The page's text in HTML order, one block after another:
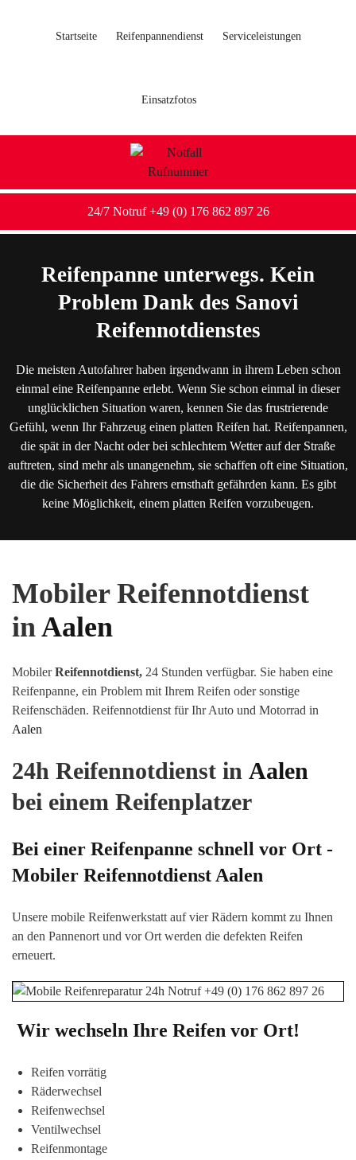
Startseite Reifenpannendienst Serviceleistungen
Einsatzfotos
24/7 Notruf +49 (0) 176 862 897 26
Reifenpanne unterwegs. Kein
Problem Dank des Sanovi
Reifennotdienstes
Die meisten Autofahrer haben irgendwann in ihrem Leben schon
einmal eine Reifenpanne erlebt. Wenn Sie schon einmal in dieser
unglücklichen Situation waren, kennen Sie das frustrierende
Gefühl, wenn Ihr Fahrzeug einen platten Reifen hat. Reifenpannen,
die spät in der Nacht oder bei schlechtem Wetter auf der Straße
auftreten, sind mehr als unangenehm, sie schaffen oft eine Situation,
die die Sicherheit des Fahrers ernsthaft gefährden kann. Es gibt
keine Möglichkeit, einem platten Reifen vorzubeugen.
Mobiler Reifennotdienst
inAalen
MobilerReifennotdienst, 24 Stunden verfügbar. Sie haben eine
Reifenpanne, ein Problem mit Ihrem Reifen oder sonstige
Reifenschäden. Reifennotdienst für Ihr Auto und Motorrad in
Aalen
24h Reifennotdienst in Aalen
bei einem Reifenplatzer
Bei einer Reifenpanne schnell vor Ort -
Mobiler Reifennotdienst Aalen
Unsere mobile Reifenwerkstatt auf vier Rädern kommt zu Ihnen
an den Pannenort und vor Ort werden die defekten Reifen
erneuert.
Wir wechseln Ihre Reifen vor Ort!
Reifen vorrätig
Räderwechsel
Reifenwechsel
Ventilwechsel
Reifenmontage